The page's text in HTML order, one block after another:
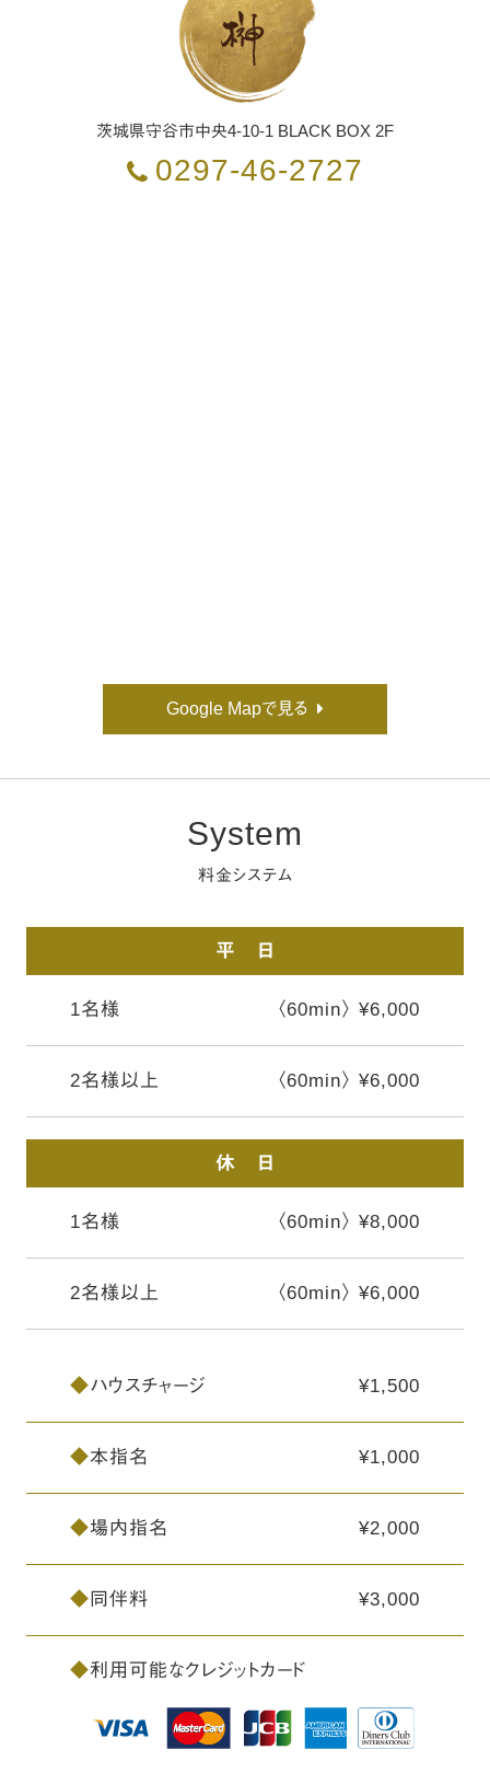
茨城県守谷市中央4-10-1 BLACK BOX 2F
0297-46-2727
Google Mapで見る
System
料金システム
平 日
1名様 〈60min〉 ¥6,000
2名様以上 〈60min〉 ¥6,000
休 日
1名様 〈60min〉 ¥8,000
2名様以上 〈60min〉 ¥6,000
◆ハウスチャージ ¥1,500
◆本指名 ¥1,000
◆場内指名 ¥2,000
◆ 同伴料 ¥3,000
◆利用可能なクレジットカード